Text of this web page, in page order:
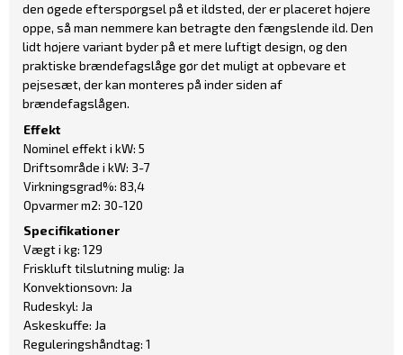
den øgede efterspørgsel på et ildsted, der er placeret højere
oppe, så man nemmere kan betragte den fængslende ild. Den
lidt højere variant byder på et mere luftigt design, og den
praktiske brændefagslåge gør det muligt at opbevare et
pejsesæt, der kan monteres på inder siden af
brændefagslågen.
Effekt
Nominel effekt i kW: 5
Driftsområde i kW: 3-7
Virkningsgrad%: 83,4
Opvarmer m2: 30-120
Specifikationer
Vægt i kg: 129
Friskluft tilslutning mulig: Ja
Konvektionsovn: Ja
Rudeskyl: Ja
Askeskuffe: Ja
Reguleringshåndtag: 1